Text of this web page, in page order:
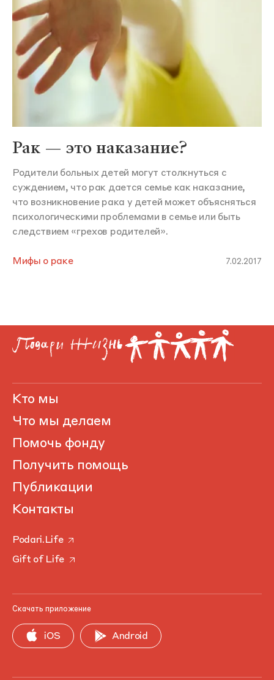
Рак — это наказание?
Родители больных детей могут столкнуться с
суждением, что рак дается семье как наказание,
что возникновение рака у детей может объясняться
психологическими проблемами в семье или быть
следствием «грехов родителей».
Мифы о раке 7.02.2017
Кто мы
Что мы делаем
Помочь фонду
Получить помощь
Публикации
Контакты
Podari.Life
Gift of Life
Скачать приложение
iOS Android